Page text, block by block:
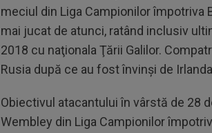
meciul din Liga Campionilor împotriva
mai jucat de atunci, ratând inclusiv
2018 cu naţionala Ţării Galilor.
Rusia după ce au fost învinşi de
Obiectivul atacantului în vârstă de 28
Wembley din Liga Campionilor